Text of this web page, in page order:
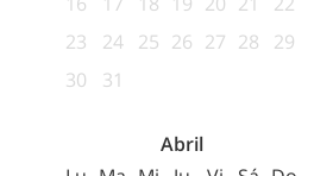
23
24 25 26 27 28
29
30
31
Abril